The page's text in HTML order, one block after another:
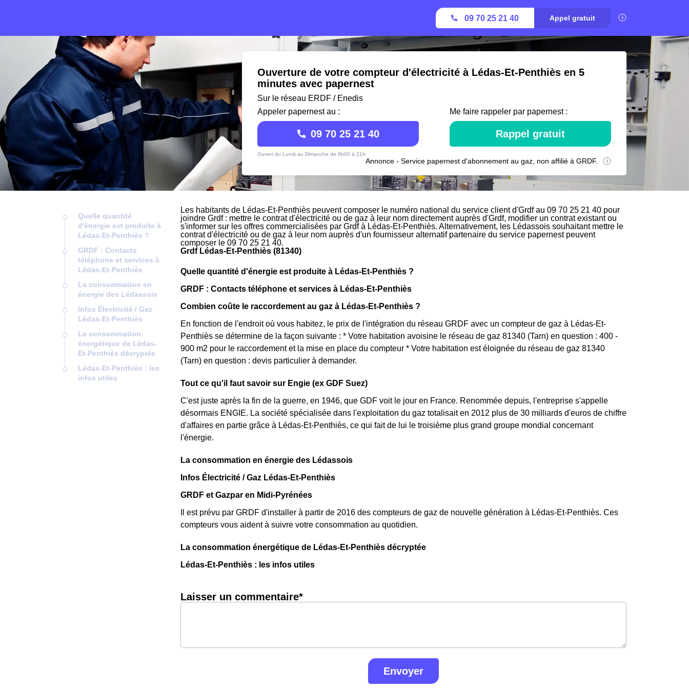
09 70 25 21 40 Appel gratuit
Ouverture de votre compteur d'électricité à Lédas-Et-Penthiès en 5
minutes avec papernest
Sur le réseau ERDF / Enedis
Appeler papernest au :
09 70 25 21 40
Ouvert du Lundi au Dimanche de 8h00 à 21h
Me faire rappeler par papernest :
Rappel gratuit
Annonce - Service papernest d'abonnement au gaz, non affilié à GRDF.
Quelle quantité
d'énergie est produite à
Lédas-Et-Penthiès ?
GRDF : Contacts
téléphone et services à
Lédas-Et-Penthiès
La consommation en
énergie des Lédassois
Infos Électricité / Gaz
Lédas-Et-Penthiès
La consommation
énergétique de Lédas-
Et-Penthiès décryptée
Lédas-Et-Penthiès : les
infos utiles
Les habitants de Lédas-Et-Penthiès peuvent composer le numéro national du service client d'Grdf au 09 70 25 21 40 pour
joindre Grdf : mettre le contrat d'électricité ou de gaz à leur nom directement auprès d'Grdf, modifier un contrat existant ou
s'informer sur les offres commercialisées par Grdf à Lédas-Et-Penthiès. Alternativement, les Lédassois souhaitant mettre le
contrat d'électricité ou de gaz à leur nom auprès d'un fournisseur alternatif partenaire du service papernest peuvent
composer le 09 70 25 21 40.
Grdf Lédas-Et-Penthiès (81340)
Quelle quantité d'énergie est produite à Lédas-Et-Penthiès ?
GRDF : Contacts téléphone et services à Lédas-Et-Penthiès
Combien coûte le raccordement au gaz à Lédas-Et-Penthiès ?
En fonction de l'endroit où vous habitez, le prix de l'intégration du réseau GRDF avec un compteur de gaz à Lédas-Et-
Penthiès se détermine de la façon suivante : * Votre habitation avoisine le réseau de gaz 81340 (Tarn) en question : 400 -
900 m2 pour le raccordement et la mise en place du compteur * Votre habitation est éloignée du réseau de gaz 81340
(Tarn) en question : devis particulier à demander.
Tout ce qu'il faut savoir sur Engie (ex GDF Suez)
C'est juste après la fin de la guerre, en 1946, que GDF voit le jour en France. Renommée depuis, l'entreprise s'appelle
désormais ENGIE. La société spécialisée dans l'exploitation du gaz totalisait en 2012 plus de 30 milliards d'euros de chiffre
d'affaires en partie grâce à Lédas-Et-Penthiès, ce qui fait de lui le troisième plus grand groupe mondial concernant
l'énergie.
La consommation en énergie des Lédassois
Infos Électricité / Gaz Lédas-Et-Penthiès
GRDF et Gazpar en Midi-Pyrénées
Il est prévu par GRDF d'installer à partir de 2016 des compteurs de gaz de nouvelle génération à Lédas-Et-Penthiès. Ces
compteurs vous aident à suivre votre consommation au quotidien.
La consommation énergétique de Lédas-Et-Penthiès décryptée
Lédas-Et-Penthiès : les infos utiles
Laisser un commentaire*
Envoyer